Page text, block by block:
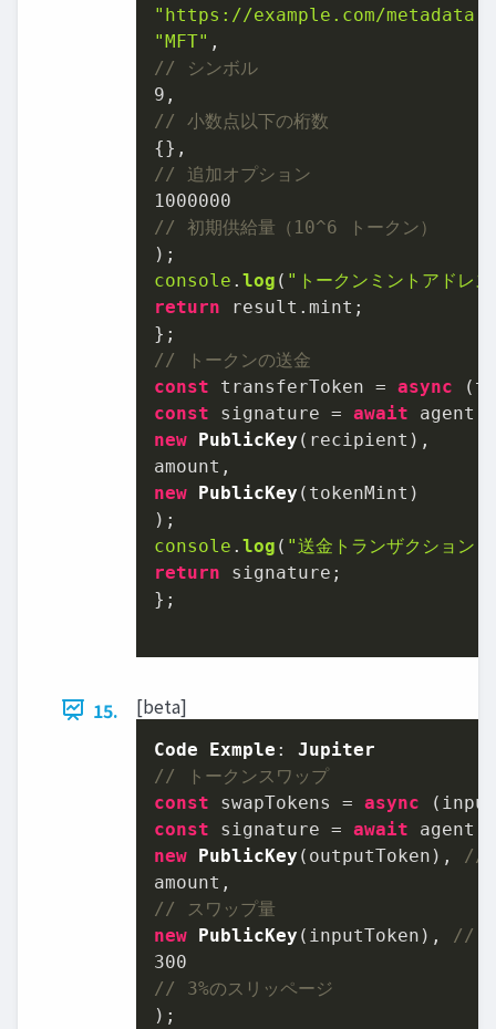
"https://example.com/
"MFT"
// シンボル
9
// 小数点以下の桁数
// 追加オプション
1000000
// 初期供給量（10^6 トークン）
console . log ( "トークンミントアドレ
return result. mint ;
// トークンの送金
const transferToken = async
const signature = await agent.
new PublicKey (recipient),
new PublicKey (tokenMint)
console . log ( "送金トランザクション:"
return signature;
};
15. [beta]
Code Exmple : Jupiter
// トークンスワップ
const swapTokens = async
const signature = await agent.
new PublicKey (outputToken),
//
// スワップ量
new PublicKey (inputToken),
// 入
300
// 3%のスリッページ